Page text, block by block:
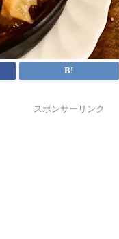
スポンサーリンク